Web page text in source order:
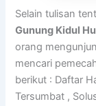
Selain tulisan
Gunung Kidul
orang
mencari
berikut : Daftar
Tersumbat ,